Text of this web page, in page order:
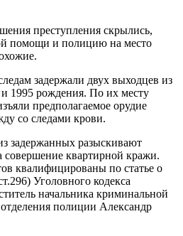
преступления скрылись,
помощи и полицию на место
задержали двух выходцев из
и 1995 рождения. По их месту
предполагаемое орудие
со следами крови.
задержанных разыскивают
совершение квартирной кражи.
квалифицированы по статье о
Уголовного кодекса
начальника криминальной
полиции Александр